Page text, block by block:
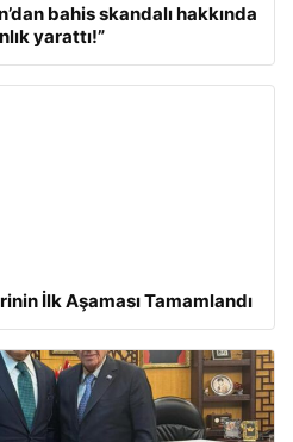
bahis skandalı hakkında
yarattı!”
İlk Aşaması Tamamlandı